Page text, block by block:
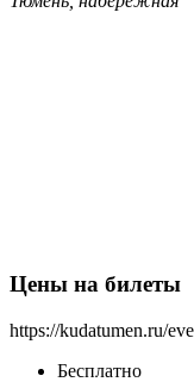
Цены на билеты
https://kudatumen.ru/
Бесплатно